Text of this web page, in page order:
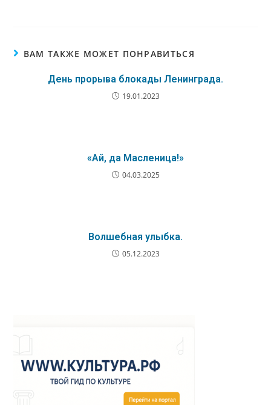
ВАМ ТАКЖЕ МОЖЕТ ПОНРАВИТЬСЯ
День прорыва блокады Ленинграда.
19.01.2023
«Ай, да Масленица!»
04.03.2025
Волшебная улыбка.
05.12.2023